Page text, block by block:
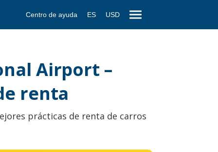
Centro de ayuda ES USD
Airport –
renta
prácticas de renta de carros